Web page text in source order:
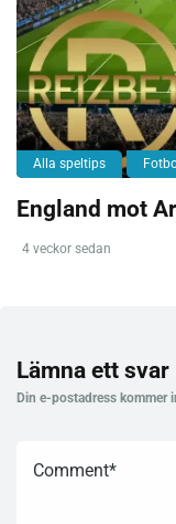
Alla speltips
England mot
4 veckor sedan
Lämna ett svar
Din e-postadress kommer